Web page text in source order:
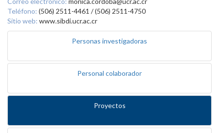
Teléfono: (506) 2511-4461 / (506) 2511-4750
Sitio web: www.sibdi.ucr.ac.cr
Personas investigadoras
Personal colaborador
Proyectos